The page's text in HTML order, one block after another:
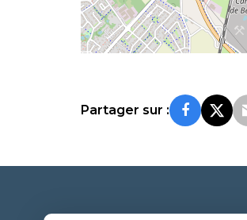
Partager sur :